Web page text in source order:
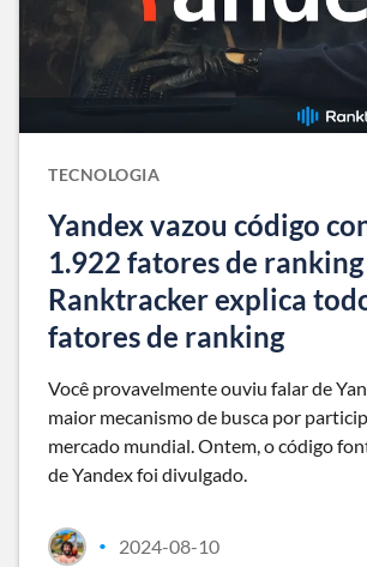
TECNOLOGIA
Yandex vazou código
1.922 fatores de ranking
Ranktracker explica
fatores de ranking
Você provavelmente ouviu falar de
maior mecanismo de busca por
mercado mundial. Ontem, o código
de Yandex foi divulgado.
• 2024-08-10